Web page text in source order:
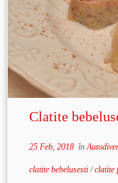
Clatite
25 Feb, 2018în
clatite bebelusesti/clatite